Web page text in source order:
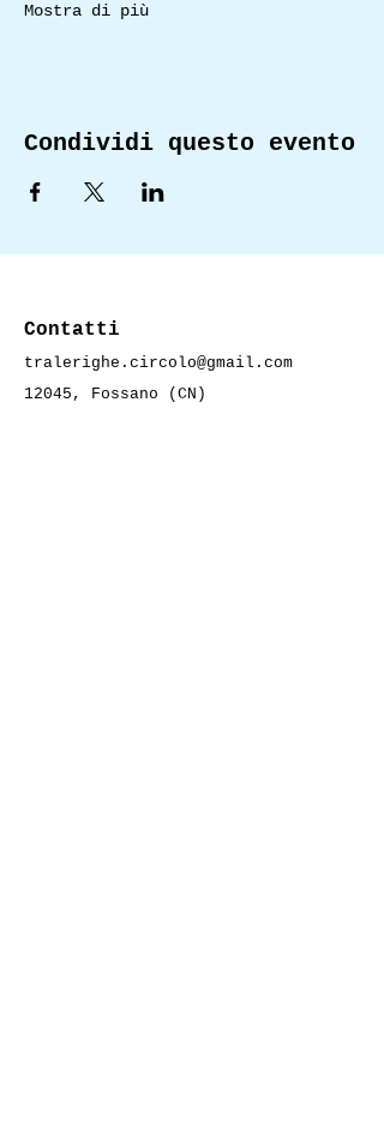
Mostra di più
Condividi questo evento
Contatti
tralerighe.circolo@gmail.com
12045, Fossano (CN)